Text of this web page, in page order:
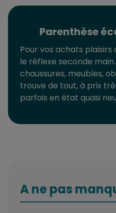
Parenthèse
Pour vos achats plaisirs
le réflexe seconde
chaussures, meubles,
trouve de tout, à prix
parfois en état quasi
A ne pas